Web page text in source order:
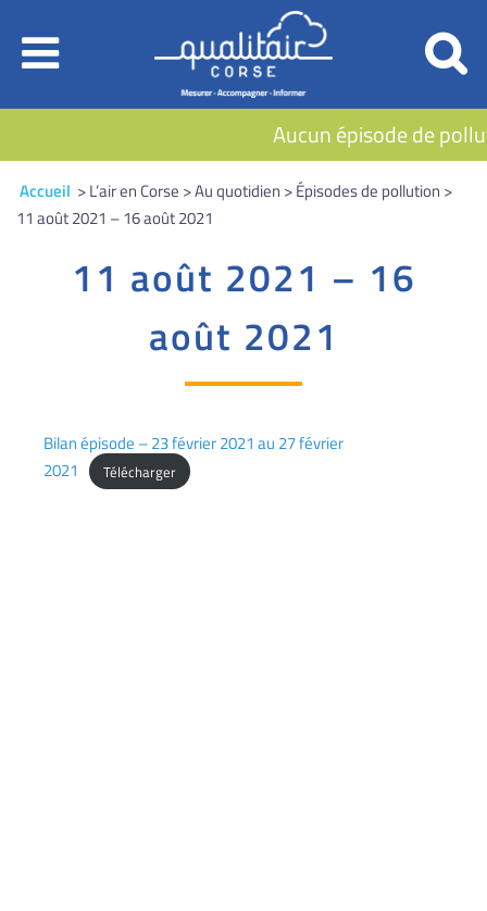
Aucun épisode de
Accueil > L’air en Corse > Au quotidien > Épisodes de pollution >
11 août 2021 – 16 août 2021
11 août 2021 – 16
août 2021
Bilan épisode – 23 février 2021 au 27 février
2021
Télécharger